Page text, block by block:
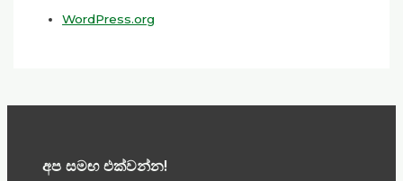
WordPress.org
අප සමඟ එක්වන්න!